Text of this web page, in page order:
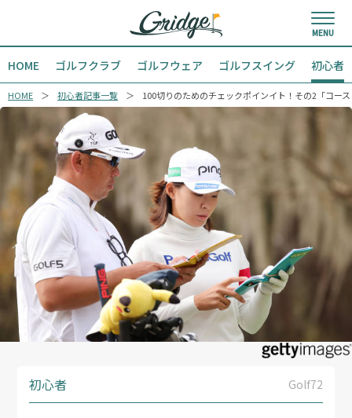
HOME ゴルフクラブ ゴルフウェア ゴルフスイング 初心者
HOME 初心者記事一覧 100切りのためのチェックポインイト！その2「コー
初心者 Golf72